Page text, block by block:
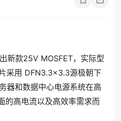
新款25V MOSFET，实际型
采用 DFN3.3×3.3源极朝下
器和数据中心电源系统在高
的高电流以及高效率需求而